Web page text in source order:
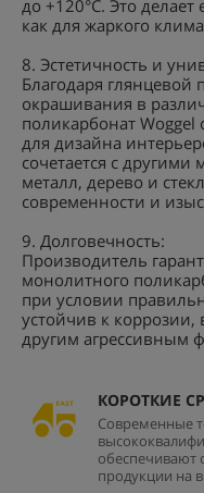
до +120°C. Это
как для жаркого
8. Эстетичность и
Благодаря глянцевой
окрашивания в
поликарбонат
для дизайна
сочетается с
металл, дерево и
современности и
9. Долговечность:
Производитель
монолитного
при условии
устойчив к коррозии,
другим агрессивным
КОРОТКИЕ
Современные
обеспечивают
продукции на